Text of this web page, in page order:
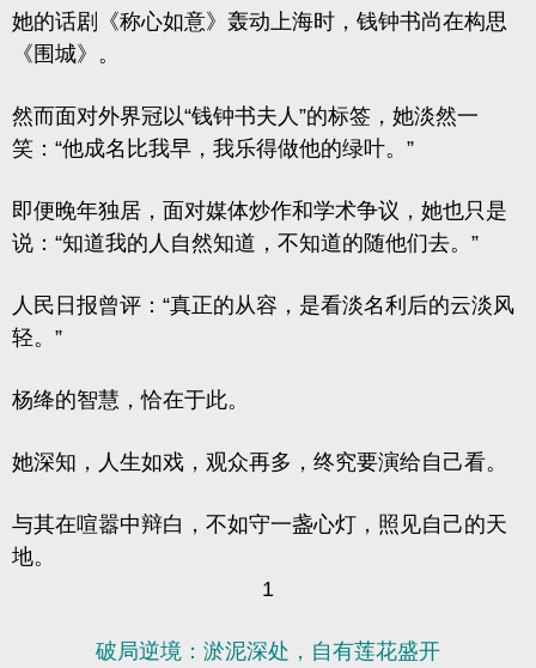
她的话剧《称心如意》轰动上海时，钱钟书尚在构思
《围城》 。
然而面对外界冠以“钱钟书夫人”的标签，她淡然一
笑：“他成名比我早，我乐得做他的绿叶。”
即便晚年独居，面对媒体炒作和学术争议，她也只是
说：“知道我的人自然知道，不知道的随他们去。”
人民日报曾评： “真正的从容，是看淡名利后的云淡风
轻。”
杨绛的智慧，恰在于此。
她深知，人生如戏，观众再多，终究要演给自己看。
与其在喧嚣中辩白，不如守一盏心灯，照见自己的天
地。
1
破局逆境：淤泥深处，自有莲花盛开